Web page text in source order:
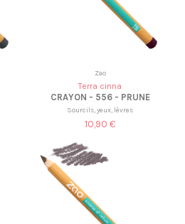
Zao
Terra cinna
CRAYON - 556 - PRUNE
Sourcils, yeux, lèvres
10,90 €